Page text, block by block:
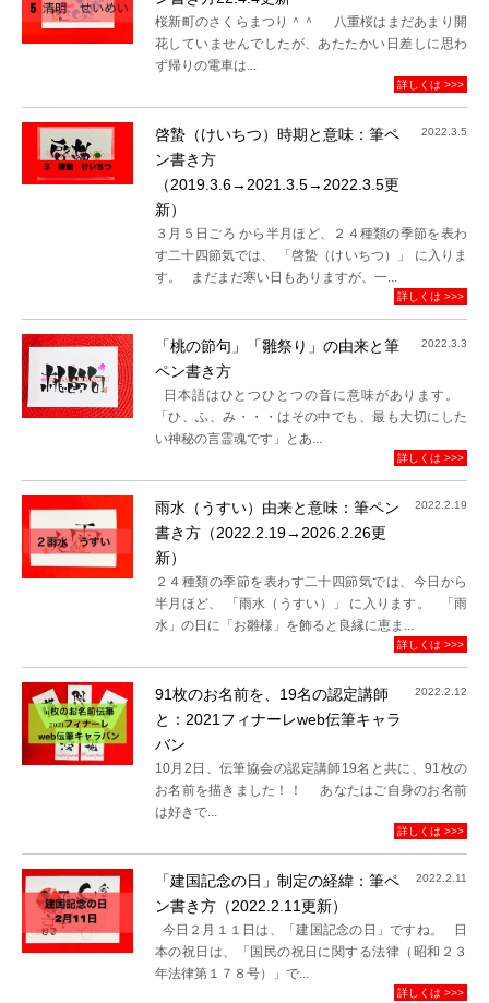
桜新町のさくらまつり＾＾ 八重桜はまだあまり開
花していませんでしたが、あたたかい日差しに思わ
ず帰りの電車は...
詳しくは >>>
啓蟄（けいちつ）時期と意味：筆ペ
ン書き方
（2019.3.6→2021.3.5→2022.3.5更
新）
2022.3.5
３月５日ごろ から半月ほど、２４種類の季節を表わ
す二十四節気では、 「啓蟄（けいちつ）」 に入りま
す。 まだまだ寒い日もありますが、一...
詳しくは >>>
「桃の節句」「雛祭り」の由来と筆
ペン書き方
2022.3.3
日本語はひとつひとつの音に意味があります。
「ひ、ふ、み・・・はその中でも、最も大切にした
い神秘の言霊魂です」とあ...
詳しくは >>>
雨水（うすい）由来と意味：筆ペン
書き方（2022.2.19→2026.2.26更
新）
2022.2.19
２４種類の季節を表わす二十四節気では、今日から
半月ほど、 「雨水（うすい）」 に入ります。 「雨
水」の日に「お雛様」を飾ると良縁に恵ま...
詳しくは >>>
91枚のお名前を、19名の認定講師
と：2021フィナーレweb伝筆キャラ
バン
2022.2.12
10月2日、伝筆協会の認定講師19名と共に、91枚の
お名前を描きました！！ あなたはご自身のお名前
は好きで...
詳しくは >>>
「建国記念の日」制定の経緯：筆ペ
ン書き方（2022.2.11更新）
2022.2.11
今日２月１１日は、「建国記念の日」ですね。 日
本の祝日は、「国民の祝日に関する法律（昭和２３
年法律第１７８号）」で...
詳しくは >>>